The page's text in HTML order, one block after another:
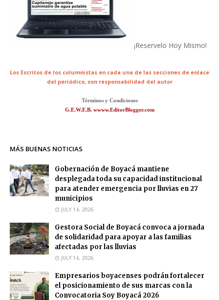
¡Reservelo Hoy Mismo!
Los Escritos de los columnistas en cada una de las secciones de enlace
del periódico, son responsabilidad del autor
Términos y Condiciones
G.E.W.E.B. wwww.EditorBlogger.com
MÁS BUENAS NOTICIAS
Gobernación de Boyacá mantiene
desplegada toda su capacidad institucional
para atender emergencia por lluvias en 27
municipios
JULY 14, 2026
Gestora Social de Boyacá convoca a jornada
de solidaridad para apoyar a las familias
afectadas por las lluvias
JULY 14, 2026
Empresarios boyacenses podrán fortalecer
el posicionamiento de sus marcas con la
Convocatoria Soy Boyacá 2026